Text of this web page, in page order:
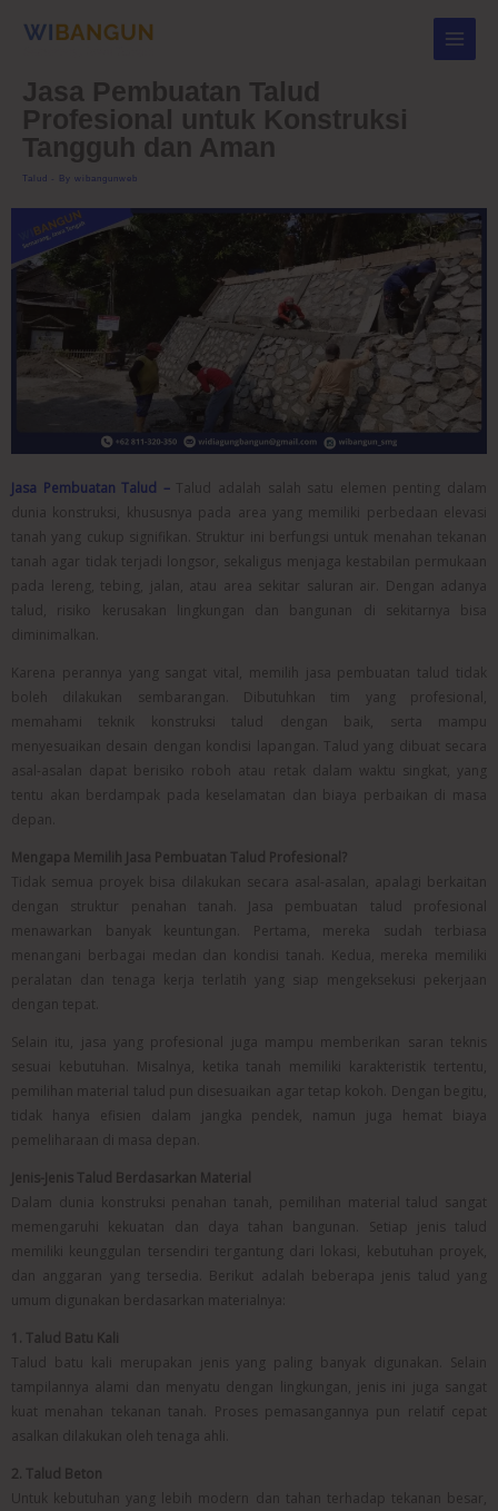
Jasa Pembuatan Talud
Profesional untuk Konstruksi
Tangguh dan Aman
Talud - By wibangunweb
Jasa Pembuatan Talud –Talud adalah salah satu elemen penting dalam
dunia konstruksi, khususnya pada area yang memiliki perbedaan elevasi
tanah yang cukup signifikan. Struktur ini berfungsi untuk menahan tekanan
tanah agar tidak terjadi longsor, sekaligus menjaga kestabilan permukaan
pada lereng, tebing, jalan, atau area sekitar saluran air. Dengan adanya
talud, risiko kerusakan lingkungan dan bangunan di sekitarnya bisa
diminimalkan.
Karena perannya yang sangat vital, memilih jasa pembuatan talud tidak
boleh dilakukan sembarangan. Dibutuhkan tim yang profesional,
memahami teknik konstruksi talud dengan baik, serta mampu
menyesuaikan desain dengan kondisi lapangan. Talud yang dibuat secara
asal-asalan dapat berisiko roboh atau retak dalam waktu singkat, yang
tentu akan berdampak pada keselamatan dan biaya perbaikan di masa
depan.
Mengapa Memilih Jasa Pembuatan Talud Profesional?
Tidak semua proyek bisa dilakukan secara asal-asalan, apalagi berkaitan
dengan struktur penahan tanah. Jasa pembuatan talud profesional
menawarkan banyak keuntungan. Pertama, mereka sudah terbiasa
menangani berbagai medan dan kondisi tanah. Kedua, mereka memiliki
peralatan dan tenaga kerja terlatih yang siap mengeksekusi pekerjaan
dengan tepat.
Selain itu, jasa yang profesional juga mampu memberikan saran teknis
sesuai kebutuhan. Misalnya, ketika tanah memiliki karakteristik tertentu,
pemilihan material talud pun disesuaikan agar tetap kokoh. Dengan begitu,
tidak hanya efisien dalam jangka pendek, namun juga hemat biaya
pemeliharaan di masa depan.
Jenis-Jenis Talud Berdasarkan Material
Dalam dunia konstruksi penahan tanah, pemilihan material talud sangat
memengaruhi kekuatan dan daya tahan bangunan. Setiap jenis talud
memiliki keunggulan tersendiri tergantung dari lokasi, kebutuhan proyek,
dan anggaran yang tersedia. Berikut adalah beberapa jenis talud yang
umum digunakan berdasarkan materialnya:
1. Talud Batu Kali
Talud batu kali merupakan jenis yang paling banyak digunakan. Selain
tampilannya alami dan menyatu dengan lingkungan, jenis ini juga sangat
kuat menahan tekanan tanah. Proses pemasangannya pun relatif cepat
asalkan dilakukan oleh tenaga ahli.
2. Talud Beton
Untuk kebutuhan yang lebih modern dan tahan terhadap tekanan besar,